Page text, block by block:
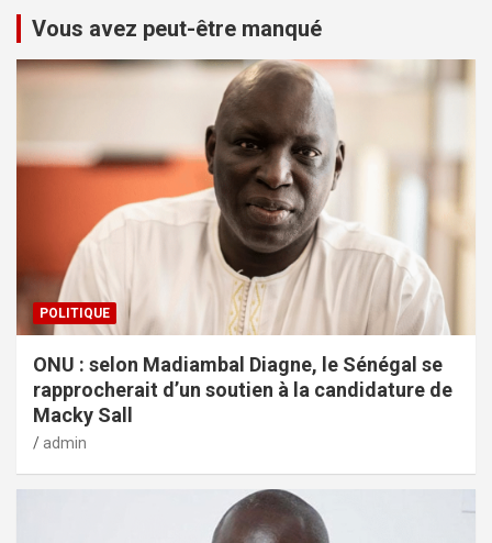
Vous avez peut-être manqué
POLITIQUE
ONU : selon Madiambal Diagne, le Sénégal se
rapprocherait d’un soutien à la candidature de
Macky Sall
admin